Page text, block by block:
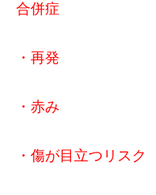
合併症
・再発
・赤み
・傷が目立つリスク